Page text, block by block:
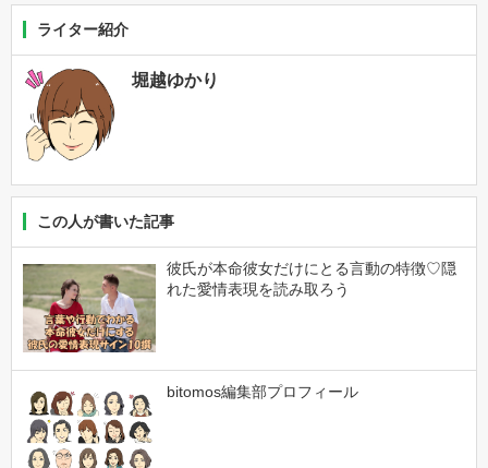
ライター紹介
堀越ゆかり
この人が書いた記事
彼氏が本命彼女だけにとる言動の特徴♡隠
れた愛情表現を読み取ろう
bitomos編集部プロフィール